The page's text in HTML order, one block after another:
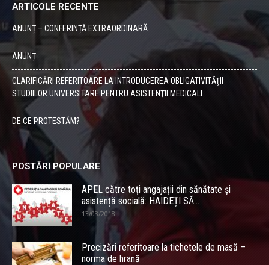
ARTICOLE RECENTE
ANUNȚ – CONFERINȚĂ EXTRAORDINARĂ
ANUNȚ
CLARIFICĂRI REFERITOARE LA INTRODUCEREA OBLIGATIVITĂŢII
STUDIILOR UNIVERSITARE PENTRU ASISTENŢII MEDICALI
DE CE PROTESTĂM?
POSTĂRI POPULARE
APEL către toți angajații din sănătate și
asistență socială: HAIDEȚI SĂ...
13/03/2018
Precizări referitoare la tichetele de masă –
norma de hrană